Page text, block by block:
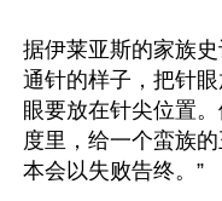
据伊莱亚斯的家族
通针的样子，把针
眼要放在针尖位置
度里，给一个蛮族
本会以失败告终。”